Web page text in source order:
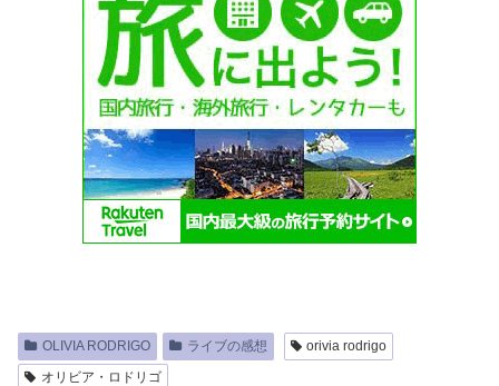
OLIVIA RODRIGO ライブの感想
orivia rodrigo
オリビア・ロドリゴ